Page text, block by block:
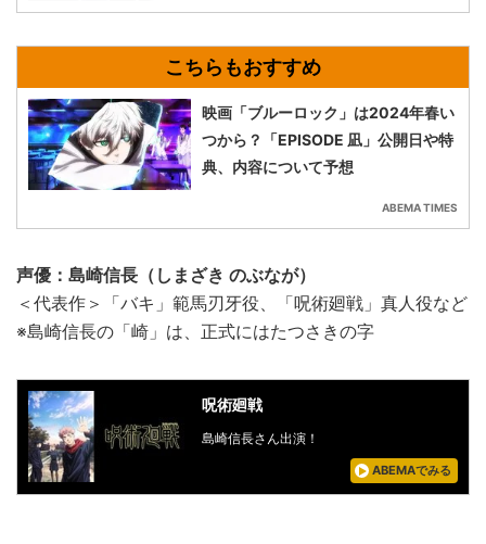
映画「ブルーロック」は2024年春い
つから？「EPISODE 凪」公開日や特
典、内容について予想
ABEMA TIMES
声優：島崎信長（しまざき のぶなが）
＜代表作＞「バキ」範馬刃牙役、「呪術廻戦」真人役など
※島崎信長の「崎」は、正式にはたつさきの字
呪術廻戦
島崎信長さん出演！
ABEMAでみる